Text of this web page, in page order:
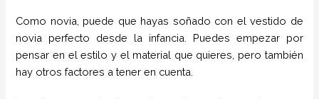
Como novia, puede que hayas soñado con el vestido de
novia perfecto desde la infancia. Puedes empezar por
pensar en el estilo y el material que quieres, pero también
hay otros factores a tener en cuenta.